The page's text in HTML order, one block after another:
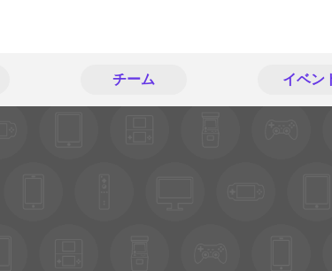
チーム イベン